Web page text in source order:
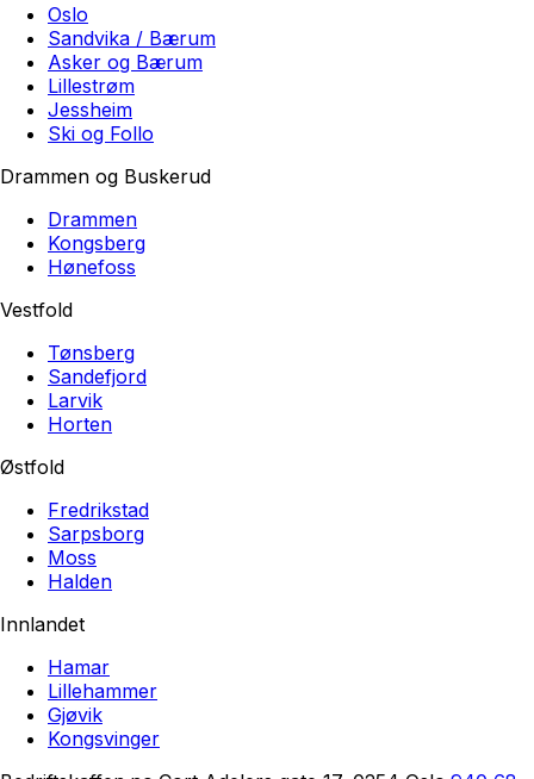
Oslo
Sandvika / Bærum
Asker og Bærum
Lillestrøm
Jessheim
Ski og Follo
Drammen og Buskerud
Drammen
Kongsberg
Hønefoss
Vestfold
Tønsberg
Sandefjord
Larvik
Horten
Østfold
Fredrikstad
Sarpsborg
Moss
Halden
Innlandet
Hamar
Lillehammer
Gjøvik
Kongsvinger